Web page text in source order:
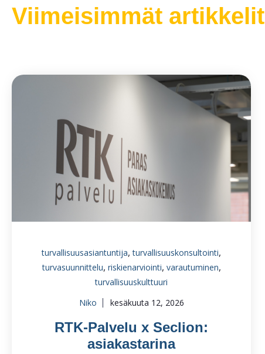
Viimeisimmät artikkelit
turvallisuusasiantuntija,turvallisuuskonsultointi,
turvasuunnittelu, riskienarviointi, varautuminen,
turvallisuuskulttuuri
Niko
kesäkuuta 12, 2026
RTK-Palvelu x Seclion:
asiakastarina